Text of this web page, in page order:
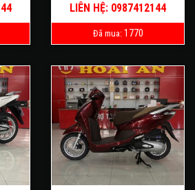
LIÊN HỆ: 0987412144
Đã mua: 1770